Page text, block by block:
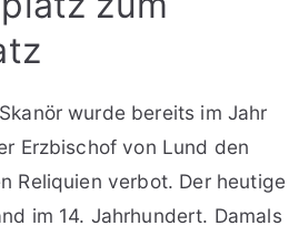
wurde bereits im Jahr
Erzbischof von Lund den
Reliquien verbot. Der heutige
im 14. Jahrhundert. Damals